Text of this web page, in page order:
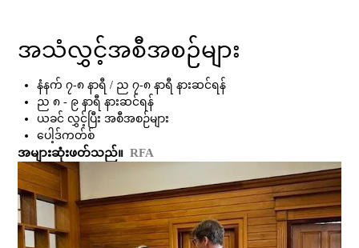
အသံလွှင့်အစီအစဉ်များ
နံနက် ၇-၈ နာရီ / ည ၇-၈ နာရီ နားဆင်ရန်
ည ၈ - ၉ နာရီ နားဆင်ရန်
ယခင် လွှင့်ပြီး အစီအစဉ်များ
ပေါ့ဒ်ကတ်စ်
အများဆုံးဖတ်သည်။ RFA